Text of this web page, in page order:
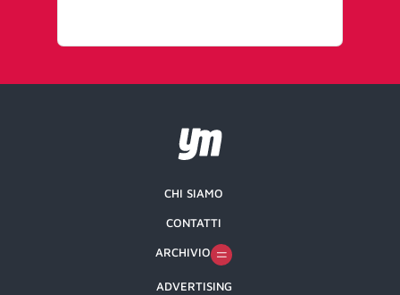
CHI SIAMO
CONTATTI
ARCHIVIO
ADVERTISING